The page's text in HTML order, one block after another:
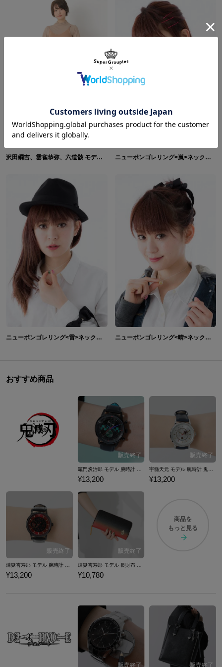
沢田綱吉、雲雀恭弥、六道骸 モデル バッグ 家庭教師ヒットマンREBORN！ ニューボンゴレリング<嵐>ネックレス ネックレス 家庭教師ヒットマン REBORN!
ニューボンゴレリング<雷>ネックレス ネックレス 家庭教師ヒットマン REBORN! ニューボンゴレリング<晴>ネックレス ネックレス 家庭教師ヒットマン REBORN!
おすすめ商品
竈門炭治郎 モデル 腕時計 鬼滅の刃
¥13,200
宇髄天元 モデル 腕時計 鬼滅の刃
¥13,200
¥13,200 ¥10,780
商品を
もっと見る